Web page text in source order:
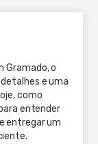
Gramado, o
e uma
como
entender
entregar um